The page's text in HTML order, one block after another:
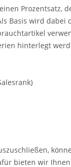
Prozentsatz,
Basis wird
hinterlegt
bieten wir